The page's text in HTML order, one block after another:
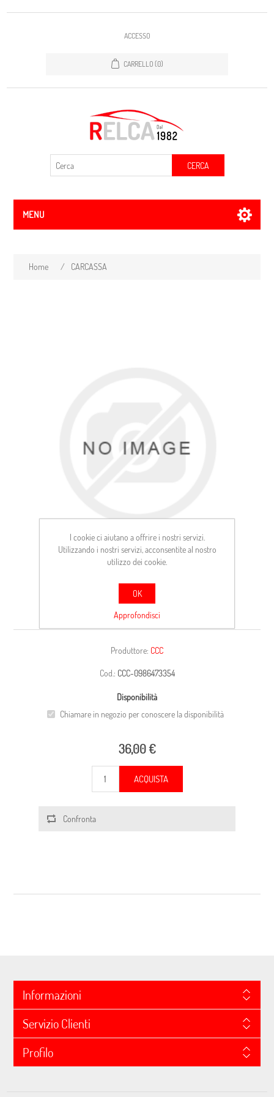
ACCESSO
CARRELLO (0)
CERCA
MENU
Home / CARCASSA
CARCASSA
Produttore: CCC
Cod.: CCC-0986473354
Disponibilità
Chiamare in negozio per conoscere la disponibilità
36,00 €
ACQUISTA
Confronta
Informazioni
Servizio Clienti
Profilo
I cookie ci aiutano a offrire i nostri servizi.
Utilizzando i nostri servizi, acconsentite al nostro
utilizzo dei cookie.
OK
Approfondisci